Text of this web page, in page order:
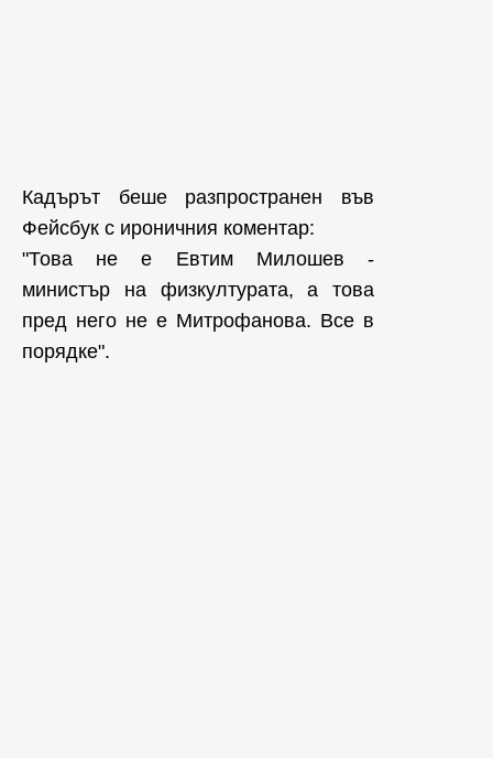
Кадърът беше разпространен във
Фейсбук с ироничния коментар:
"Това не е Евтим Милошев -
министър на физкултурата, а това
пред него не е Митрофанова. Все в
порядке".